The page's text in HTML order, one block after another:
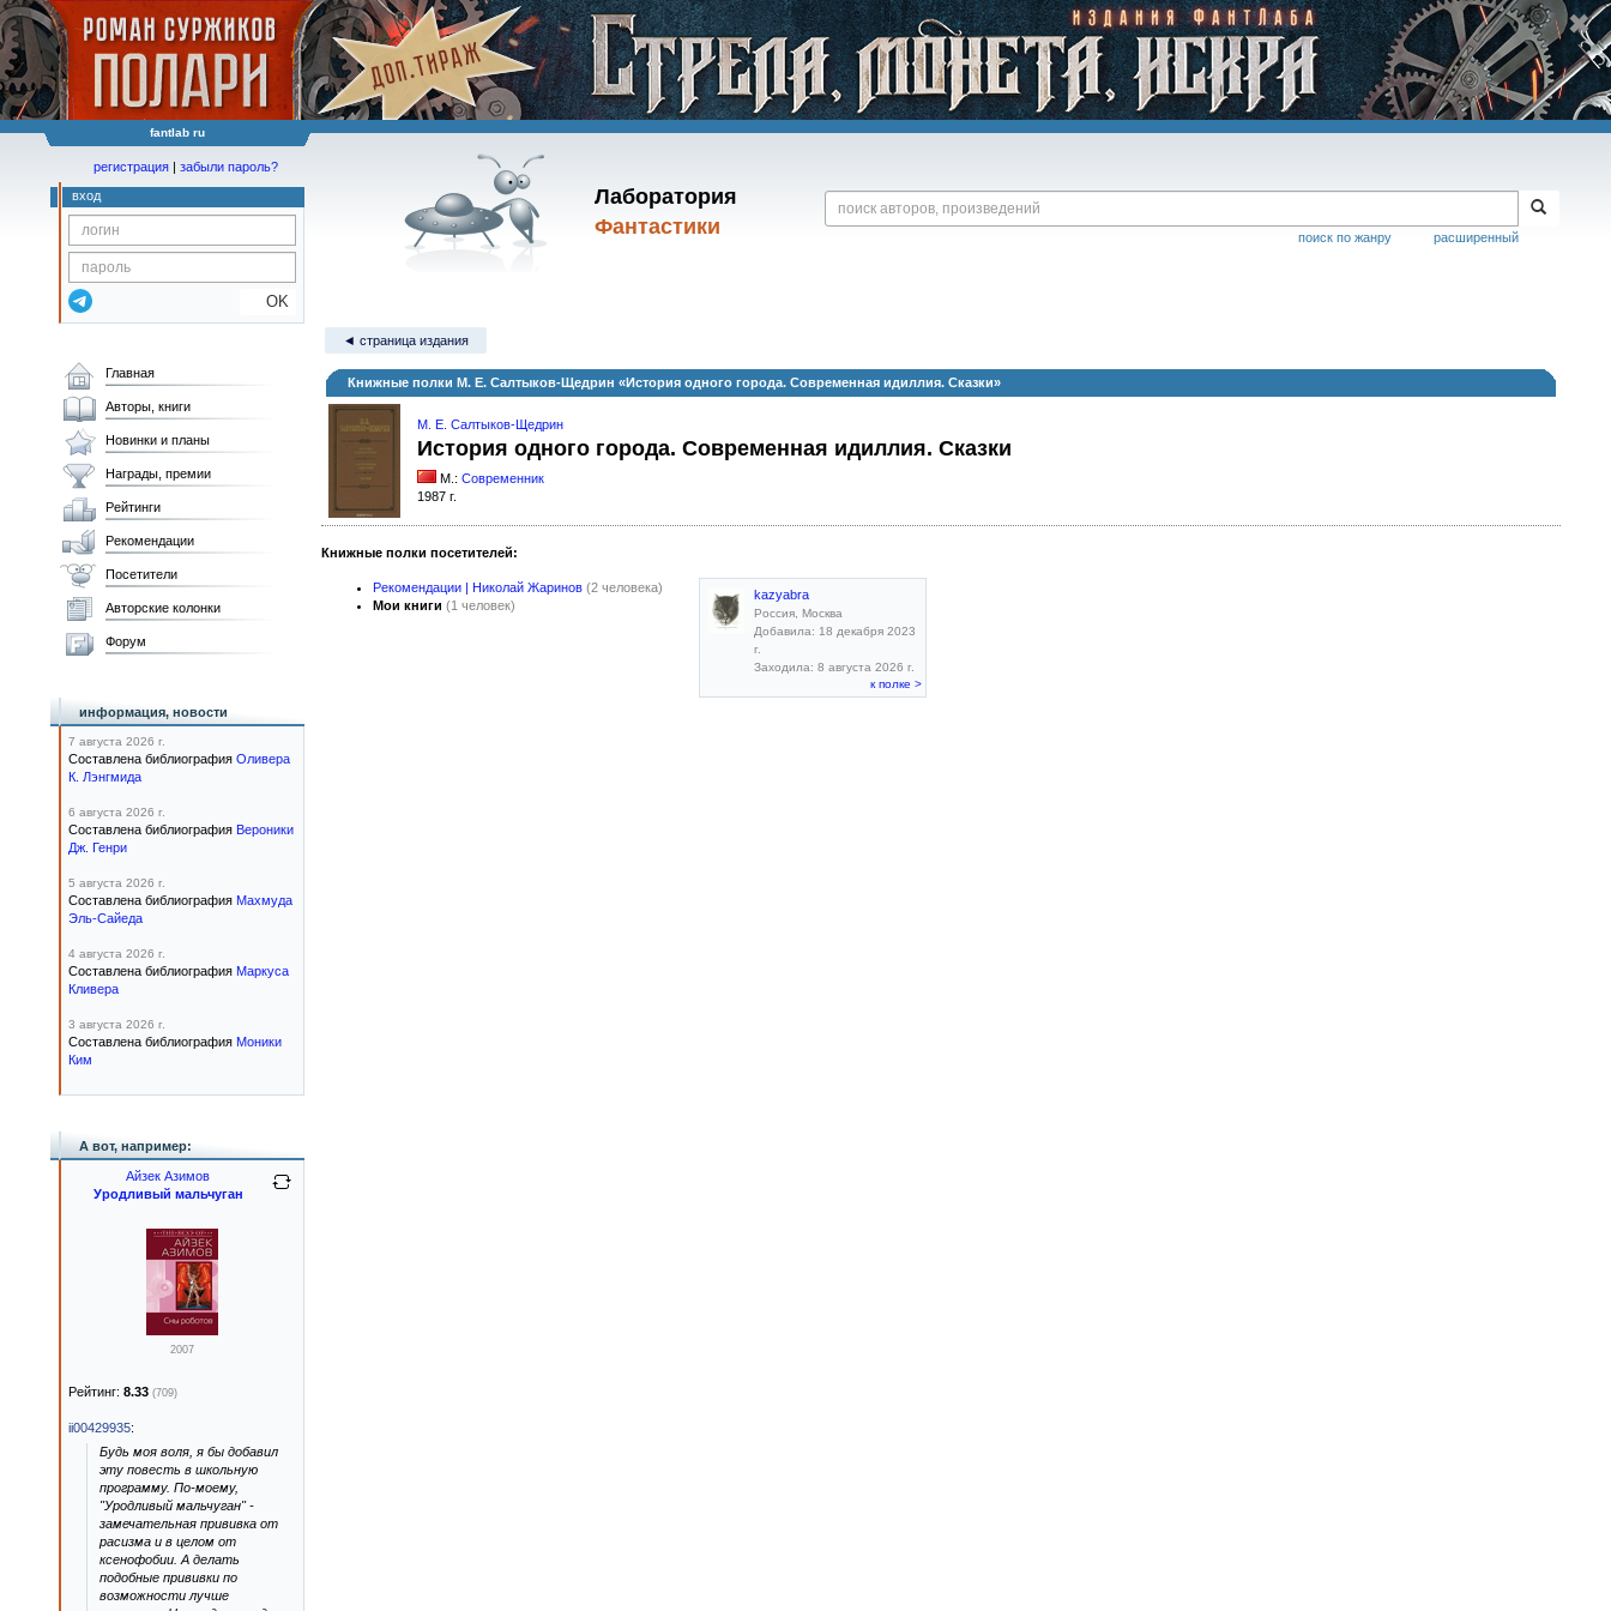
fantlab ru
Лаборатория
Фантастики
расширенный
поиск по жанру
регистрация | забыли пароль?
вход
OK
◄ страница издания
Книжные полки М. Е. Салтыков-Щедрин «История одного города. Современная идиллия. Сказки»
М. Е. Салтыков-Щедрин
История одного города. Современная идиллия. Сказки
М.: Современник
1987 г.
Книжные полки посетителей:
Рекомендации | Николай Жаринов (2 человека)
Мои книги (1 человек)
kazyabra
Россия, Москва
Добавила: 18 декабря 2023
г.
Заходила: 8 августа 2026 г.
к полке >
Главная
Авторы, книги
Новинки и планы
Награды, премии
Рейтинги
Рекомендации
Посетители
Авторские колонки
Форум
информация, новости
7 августа 2026 г.
Составлена библиография Оливера
К. Лэнгмида
6 августа 2026 г.
Составлена библиография Вероники
Дж. Генри
5 августа 2026 г.
Составлена библиография Махмуда
Эль-Сайеда
4 августа 2026 г.
Составлена библиография Маркуса
Кливера
3 августа 2026 г.
Составлена библиография Моники
Ким
А вот, например:
Айзек Азимов
Уродливый мальчуган
2007
Рейтинг: 8.33 (709)
ii00429935:
Будь моя воля, я бы добавил
эту повесть в школьную
программу. По-моему,
"Уродливый мальчуган" -
замечательная прививка от
расизма и в целом от
ксенофобии. А делать
подобные прививки по
возможности лучше